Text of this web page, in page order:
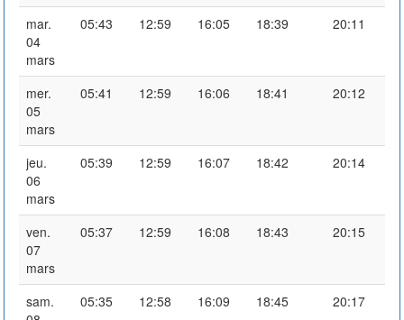
mar.
04
mars
05:43 12:59 16:05 18:39 20:11
mer.
05
mars
05:41 12:59 16:06 18:41 20:12
jeu.
06
mars
05:39 12:59 16:07 18:42 20:14
ven.
07
mars
05:37 12:59 16:08 18:43 20:15
sam.
05:35 12:58 16:09 18:45 20:17